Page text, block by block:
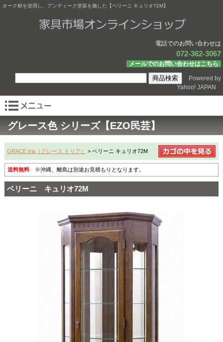
オーク材を使用し、アンティーク塗装を施した【ベリーニ キュリオ72M】
電話でのお問い合わせは
072-362-3067
メールでのお問い合わせはこちら
Powered by
Yahoo! JAPAN
グレース色 シリーズ【EZO民芸】
GRACE tria（グレース トリア） > ベリーニ キュリオ72M
送料無料※沖縄、離島は別途お見積もりとなります。
ベリーニ キュリオ72M